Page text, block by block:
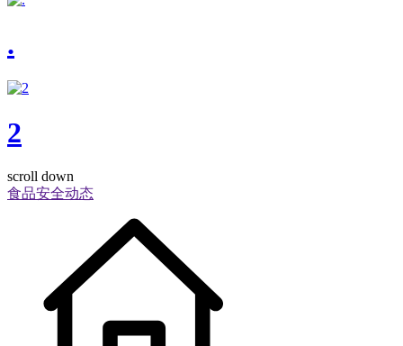
.
2
scroll down
食品安全动态